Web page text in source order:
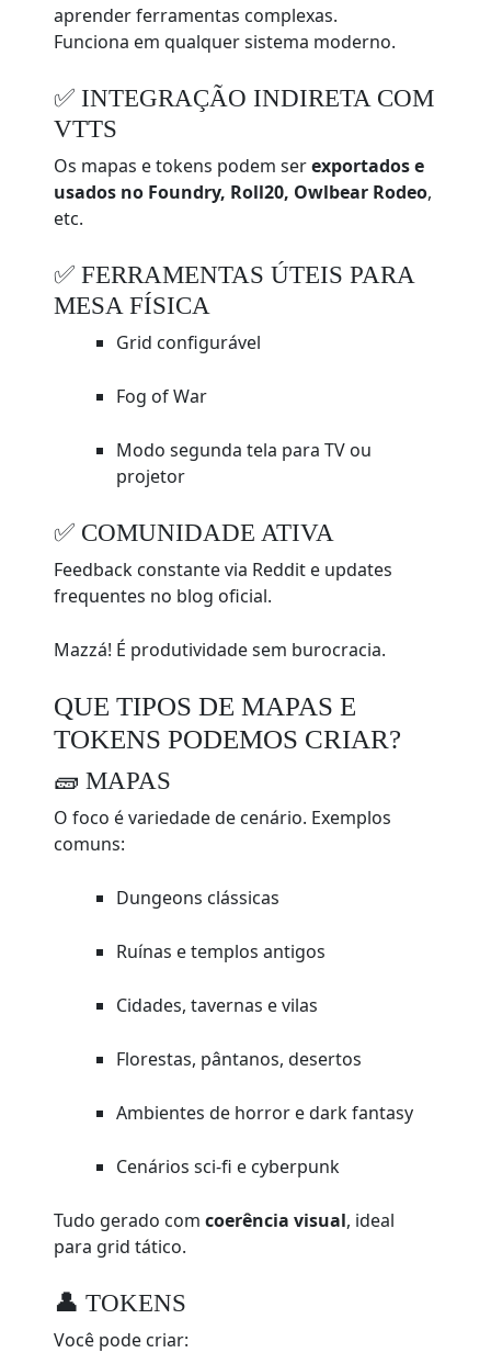
aprender ferramentas complexas.
Funciona em qualquer sistema moderno.
✅ INTEGRAÇÃO INDIRETA COM
VTTS
Os mapas e tokens podem serexportados e
usados no Foundry, Roll20, Owlbear Rodeo,
etc.
✅ FERRAMENTAS ÚTEIS PARA
MESA FÍSICA
Grid configurável
Fog of War
Modo segunda tela para TV ou
projetor
✅ COMUNIDADE ATIVA
Feedback constante via Reddit e updates
frequentes no blog oficial.
Mazzá! É produtividade sem burocracia.
QUE TIPOS DE MAPAS E
TOKENS PODEMOS CRIAR?
🧱 MAPAS
O foco é variedade de cenário. Exemplos
comuns:
Dungeons clássicas
Ruínas e templos antigos
Cidades, tavernas e vilas
Florestas, pântanos, desertos
Ambientes de horror e dark fantasy
Cenários sci-fi e cyberpunk
Tudo gerado comcoerência visual, ideal
para grid tático.
👤 TOKENS
Você pode criar: